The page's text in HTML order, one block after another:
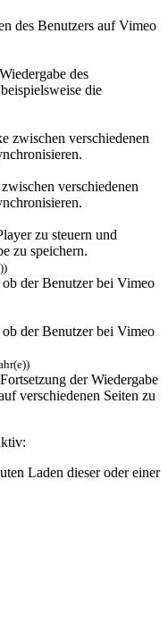
des Benutzers auf Vimeo
des
die
zwischen verschiedenen
verschiedenen
zu steuern und
zu speichern.
der Benutzer bei Vimeo
der Benutzer bei Vimeo
der Wiedergabe
verschiedenen Seiten zu
Laden dieser oder einer